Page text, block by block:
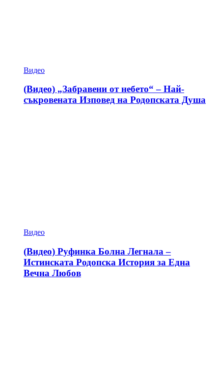
Видео
(Видео) „Забравени от небето“ – Най-
съкровената Изповед на Родопската Душа
Видео
(Видео) Руфинка Болна Легнала –
Истинската Родопска История за Една
Вечна Любов